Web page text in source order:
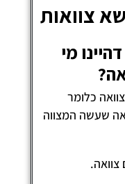
מי
המצווה